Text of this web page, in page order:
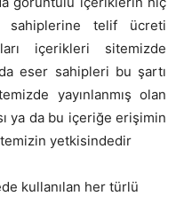
telif ücreti
içerikleri sitemizde
eser sahipleri bu şartı
yayınlanmış olan
ya da bu içeriğe erişimin
yetkisindedir
kullanılan her türlü